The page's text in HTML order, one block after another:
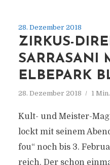
28. Dezember 2018
ZIRKUS-
SARRASANI
ELBEPARK
28. Dezember 2018 1
Kult- und Meister-
lockt mit seinem
fou“ noch bis 3.
reich. Der schon